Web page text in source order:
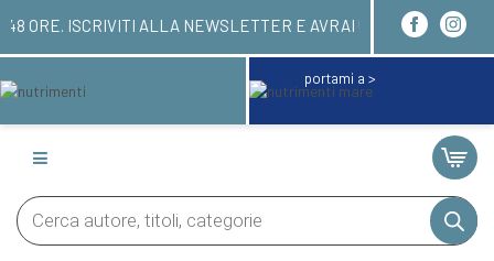
ENTRO 24/48 ORE. ISCRIVITI ALLA
portami a >
Products
search